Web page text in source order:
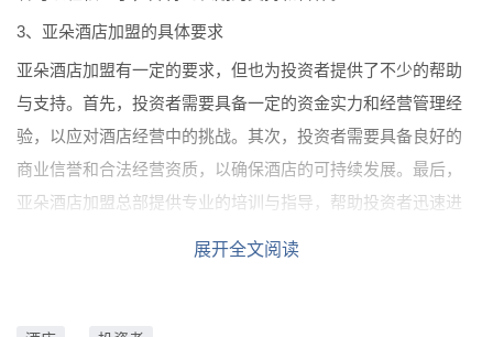
3、亚朵酒店加盟的具体要求
亚朵酒店加盟有一定的要求，但也为投资者提供了不少的帮助
与支持。首先，投资者需要具备一定的资金实力和经营管理经
验，以应对酒店经营中的挑战。其次，投资者需要具备良好的
商业信誉和合法经营资质，以确保酒店的可持续发展。最后，
亚朵酒店加盟总部提供专业的培训与指导，帮助投资者迅速进
展开全文阅读